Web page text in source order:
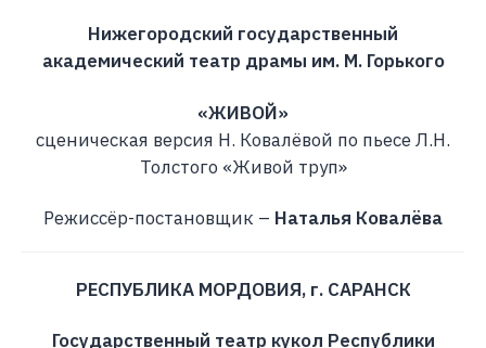
Нижегородский государственный
академический театр драмы им. М. Горького
«ЖИВОЙ»
сценическая версия Н. Ковалёвой по пьесе Л.Н.
Толстого «Живой труп»
Режиссёр-постановщик – Наталья Ковалёва
РЕСПУБЛИКА МОРДОВИЯ, г. САРАНСК
Государственный театр кукол Республики